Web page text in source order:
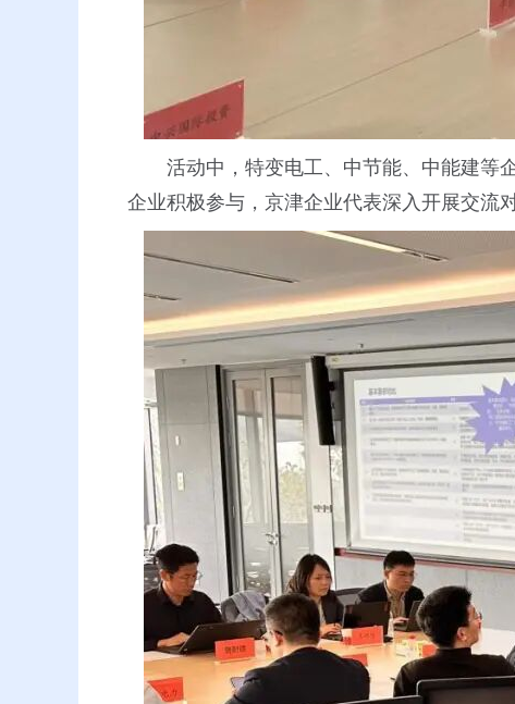
活动中，特变电工、中节能、中能建等
企业积极参与，京津企业代表深入开展交流